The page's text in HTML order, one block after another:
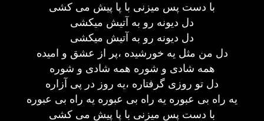
با دست پس میزنی با پا پیش می کشی
دل دیونه رو به آتیش میکشی
دل دیونه رو به آتیش میکشی
دل من مثل یه خورشیده ،پر از عشق و امیده
همه شادی و شوره همه شادی و شوره
دل تو روزی گرفتاره ،یه روز در پی آزاره
یه راه بی عبوره یه راه بی عبوره یه راه بی عبوره
با دست پس میزنی با پا پیش می کشی